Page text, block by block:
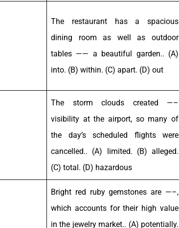
The restaurant has a spacious
dining room as well as outdoor
tables —— a beautiful garden.. (A)
into. (B) within. (C) apart. (D) out
The storm clouds created —–
visibility at the airport, so many of
the day’s scheduled flights were
cancelled.. (A) limited. (B) alleged.
(C) total. (D) hazardous
Bright red ruby gemstones are —–,
which accounts for their high value
in the jewelry market.. (A) potentially.